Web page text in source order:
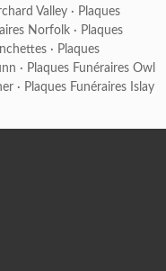
Valley · Plaques
Norfolk · Plaques
· Plaques
· Plaques Funéraires Owl
· Plaques Funéraires Islay